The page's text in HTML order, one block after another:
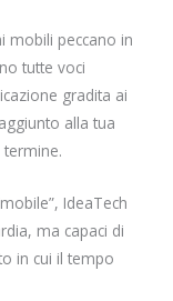
mobili peccano in
tutte voci
gradita ai
alla tua
IdeaTech
ma capaci di
in cui il tempo